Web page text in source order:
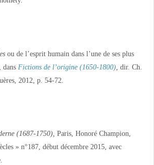
ou de l’esprit humain dans l’une de ses plus
dans Fictions de l’origine (1650-1800), dir. Ch.
2012, p. 54-72.
(1687-1750), Paris, Honoré Champion,
» n°187, début décembre 2015, avec